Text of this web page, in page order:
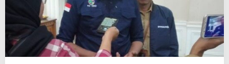
s
m
e
W
a